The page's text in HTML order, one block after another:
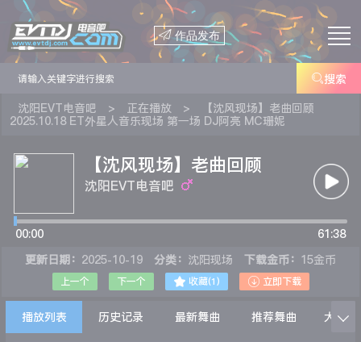
作品发布
搜索
沈阳EVT电音吧 > 正在播放 >
【沈风现场】老曲回顾
2025.10.18 ET外星人音乐现场 第一场 DJ阿亮 MC珊妮
【沈风现场】老曲回顾
2025.10.18 ET外星人音乐
沈阳EVT电音吧
00:00
61:38
更新日期： 2025-10-19 分类： 沈阳现场 下载金币： 15金币
上一个 下一个  收藏(1 )  立即下载
播放列表 历史记录 最新舞曲 推荐舞曲 大家在
